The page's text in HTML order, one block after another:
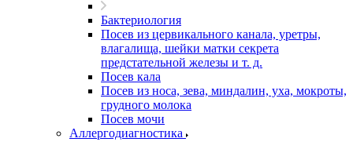
Бактериология
Посев из цервикального канала, уретры,
влагалища, шейки матки секрета
предстательной железы и т. д.
Посев кала
Посев из носа, зева, миндалин, уха, мокроты,
грудного молока
Посев мочи
Аллергодиагностика